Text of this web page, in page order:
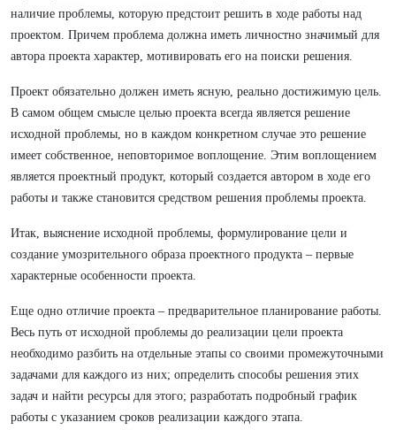
наличие проблемы, которую предстоит решить в ходе работы над
проектом. Причем проблема должна иметь личностно значимый для
автора проекта характер, мотивировать его на поиски решения.
Проект обязательно должен иметь ясную, реально достижимую цель.
В самом общем смысле целью проекта всегда является решение
исходной проблемы, но в каждом конкретном случае это решение
имеет собственное, неповторимое воплощение. Этим воплощением
является проектный продукт, который создается автором в ходе его
работы и также становится средством решения проблемы проекта.
Итак, выяснение исходной проблемы, формулирование цели и
создание умозрительного образа проектного продукта – первые
характерные особенности проекта.
Еще одно отличие проекта – предварительное планирование работы.
Весь путь от исходной проблемы до реализации цели проекта
необходимо разбить на отдельные этапы со своими промежуточными
задачами для каждого из них; определить способы решения этих
задач и найти ресурсы для этого; разработать подробный график
работы с указанием сроков реализации каждого этапа.